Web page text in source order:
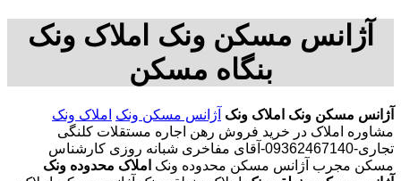
آژانس مسکن ونک املاک ونک
بنگاه مسکن
آژانس مسکن ونک املاک ونک آژانس مسکن ونک املاک ونک
مشاوره املاک در خرید فروش رهن اجاره مستقلات کلنگی
تجاری-09362467140-آقای مفاخری شبانه روزی کارشناس
مسکن مجرب آژانس مسکن محدوده ونک املاک محدوده ونک